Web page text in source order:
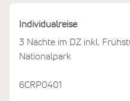
Die traumhaften Strände
außerdem zum Baden ein
Wanderwege. Die restliche
optional an Yoga-
Individualreise
3 Nächte im DZ inkl.
Nationalpark
6CRP0401